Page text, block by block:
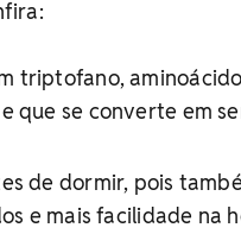
triptofano,
que se converte em
de dormir, pois
e mais facilidade na